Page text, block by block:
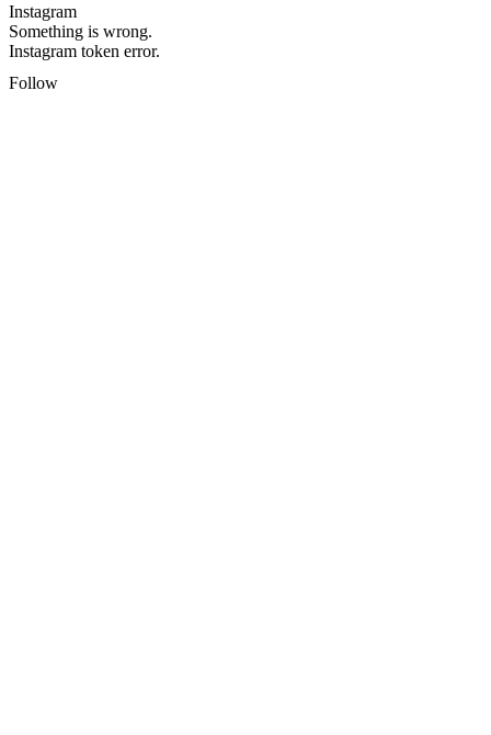
Instagram
Something is wrong.
Instagram token error.
Follow